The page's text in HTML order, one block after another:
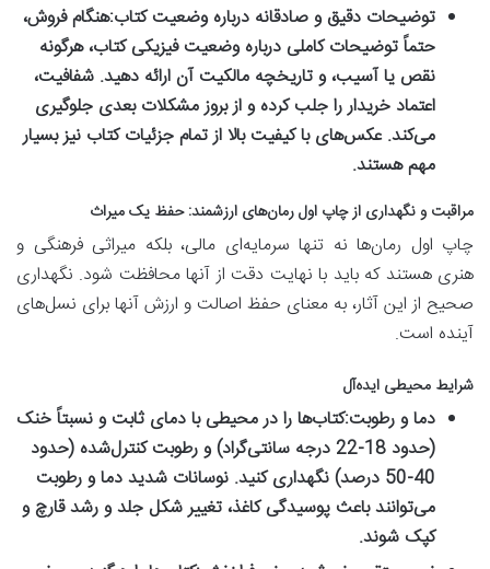
توضیحات دقیق و صادقانه درباره وضعیت کتاب:هنگام فروش،
حتماً توضیحات کاملی درباره وضعیت فیزیکی کتاب، هرگونه
نقص یا آسیب، و تاریخچه مالکیت آن ارائه دهید. شفافیت،
اعتماد خریدار را جلب کرده و از بروز مشکلات بعدی جلوگیری
می‌کند. عکس‌های با کیفیت بالا از تمام جزئیات کتاب نیز بسیار
مهم هستند.
مراقبت و نگهداری از چاپ اول رمان‌های ارزشمند: حفظ یک میراث
چاپ اول رمان‌ها نه تنها سرمایه‌ای مالی، بلکه میراثی فرهنگی و
هنری هستند که باید با نهایت دقت از آنها محافظت شود. نگهداری
صحیح از این آثار، به معنای حفظ اصالت و ارزش آنها برای نسل‌های
آینده است.
شرایط محیطی ایده‌آل
دما و رطوبت:کتاب‌ها را در محیطی با دمای ثابت و نسبتاً خنک
(حدود 18-22 درجه سانتی‌گراد) و رطوبت کنترل‌شده (حدود
40-50 درصد) نگهداری کنید. نوسانات شدید دما و رطوبت
می‌توانند باعث پوسیدگی کاغذ، تغییر شکل جلد و رشد قارچ و
کپک شوند.